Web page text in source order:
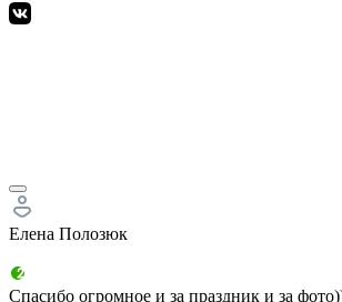
Елена Полозюк
Спасибо огромное и за праздник и за